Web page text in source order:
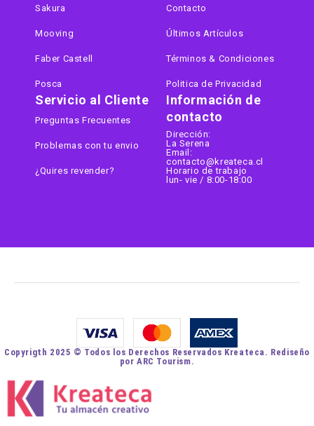
Información de
contacto
Dirección:
La Serena
Email:
contacto@kreateca.cl
Horario de trabajo
lun- vie / 8:00-18:00
Sakura
Mooving
Faber Castell
Posca
Contacto
Últimos Artículos
Términos & Condiciones
Politica de Privacidad
Servicio al Cliente
Preguntas Frecuentes
Problemas con tu envio
¿Quires revender?
Copyrigth 2025 © Todos los Derechos Reservados Kreateca. Rediseño
por ARC Tourism.